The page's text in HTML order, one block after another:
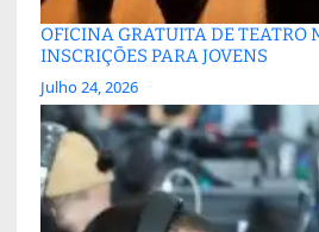
OFICINA GRATUITA DE TEATRO
INSCRIÇÕES PARA JOVENS
Julho 24, 2026